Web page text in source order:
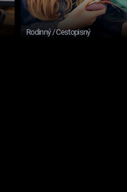
Rodinný / Cestopisný